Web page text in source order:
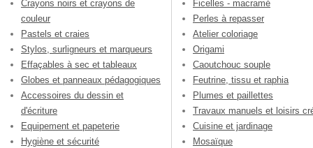
Crayons noirs et crayons de
couleur
Pastels et craies
Stylos, surligneurs et marqueurs
Effaçables à sec et tableaux
Globes et panneaux pédagogiques
Accessoires du dessin et
d'écriture
Equipement et papeterie
Hygiène et sécurité
Ficelles - macramé
Perles à repasser
Atelier coloriage
Origami
Caoutchouc souple
Feutrine, tissu et raphia
Plumes et paillettes
Travaux manuels et loisirs
Cuisine et jardinage
Mosaïque